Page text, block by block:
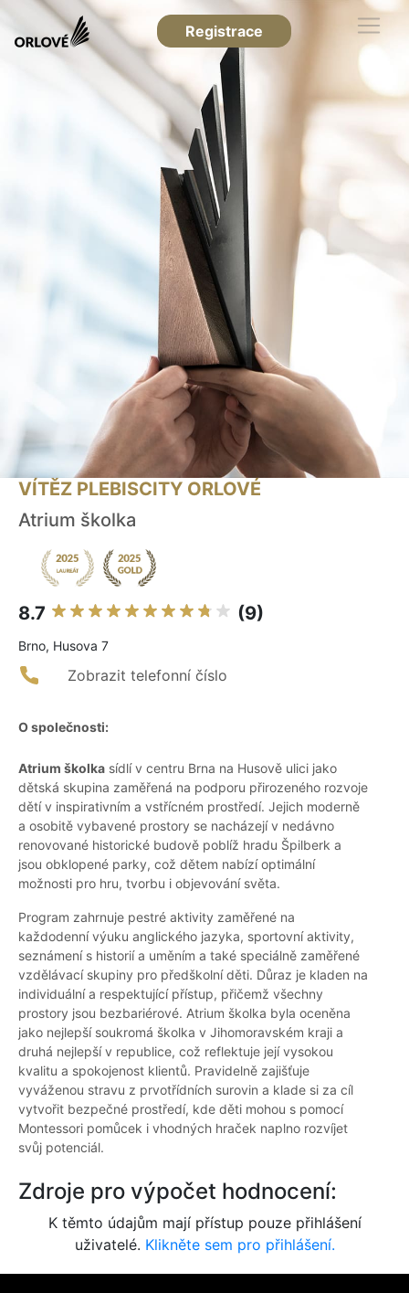
Registrace
VÍTĚZ PLEBISCITY ORLOVÉ
Atrium školka
8.7 (9)
Brno, Husova 7
Zobrazit telefonní číslo
O společnosti:
Atrium školka sídlí v centru Brna na Husově ulici jako
dětská skupina zaměřená na podporu přirozeného rozvoje
dětí v inspirativním a vstřícném prostředí. Jejich moderně
a osobitě vybavené prostory se nacházejí v nedávno
renovované historické budově poblíž hradu Špilberk a
jsou obklopené parky, což dětem nabízí optimální
možnosti pro hru, tvorbu i objevování světa.
Program zahrnuje pestré aktivity zaměřené na
každodenní výuku anglického jazyka, sportovní aktivity,
seznámení s historií a uměním a také speciálně zaměřené
vzdělávací skupiny pro předškolní děti. Důraz je kladen na
individuální a respektující přístup, přičemž všechny
prostory jsou bezbariérové. Atrium školka byla oceněna
jako nejlepší soukromá školka v Jihomoravském kraji a
druhá nejlepší v republice, což reflektuje její vysokou
kvalitu a spokojenost klientů. Pravidelně zajišťuje
vyváženou stravu z prvotřídních surovin a klade si za cíl
vytvořit bezpečné prostředí, kde děti mohou s pomocí
Montessori pomůcek i vhodných hraček naplno rozvíjet
svůj potenciál.
Zdroje pro výpočet hodnocení:
K těmto údajům mají přístup pouze přihlášení
uživatelé. Klikněte sem pro přihlášení.